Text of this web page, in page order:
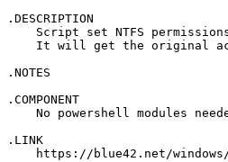
.DESCRIPTION
Script set NTFS
It will get the original
.NOTES
.COMPONENT
No powershell modules
.LINK
https://blue42.net/